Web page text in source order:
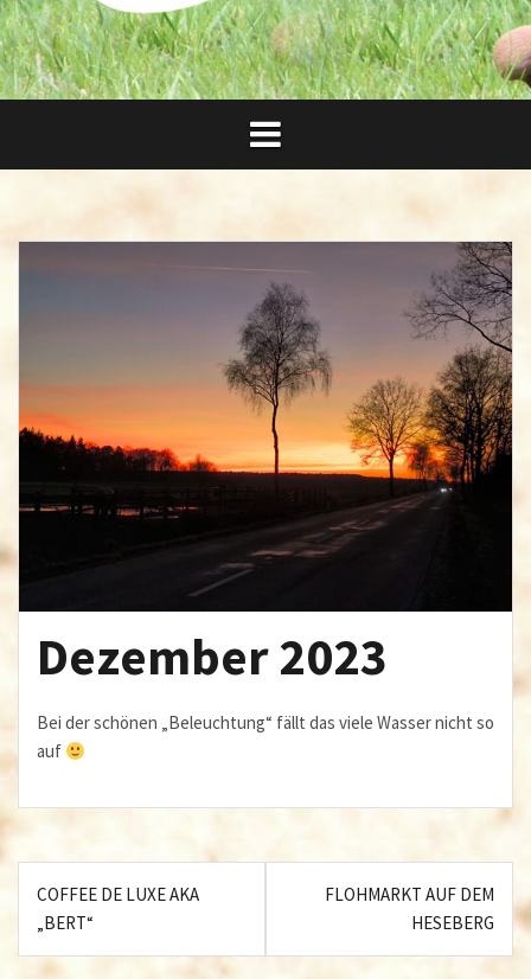
Dezember 2023
Bei der schönen „Beleuchtung“ fällt das viele Wasser nicht so
auf
Beitragsnavigation
COFFEE DE LUXE AKA
„BERT“
FLOHMARKT AUF DEM
HESEBERG